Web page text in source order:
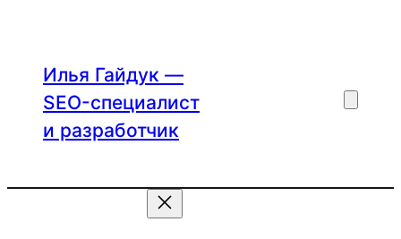
содержимому
Илья Гайдук —
SEO-специалист
и разработчик